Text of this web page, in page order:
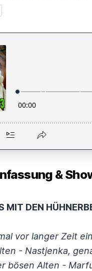
&
MIT DEN
vor langer Zeit
- Nastjenka,
bösen Alten -